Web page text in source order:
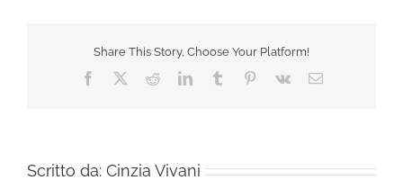
Share This Story, Choose Your Platform!
Facebook RedditLinkedInTumblr Pinterest
Vk Email
Scritto da: Cinzia Vivani